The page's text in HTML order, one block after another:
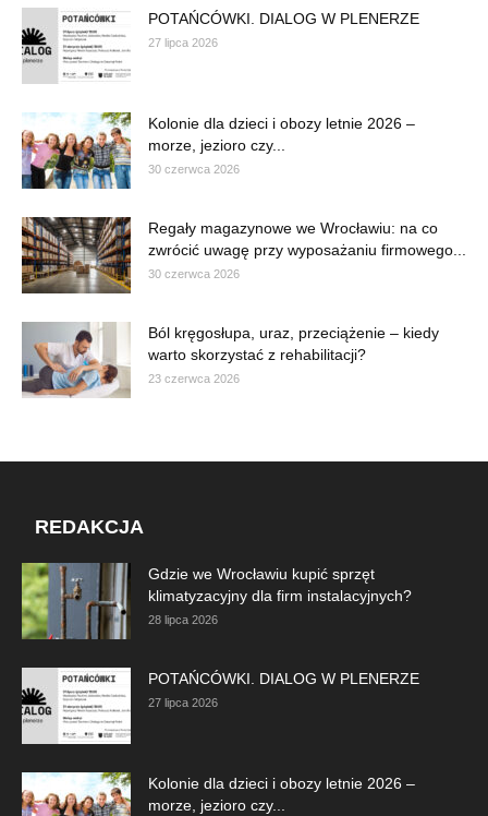
POTAŃCÓWKI. DIALOG W PLENERZE
27 lipca 2026
Kolonie dla dzieci i obozy letnie 2026 –
morze, jezioro czy...
30 czerwca 2026
Regały magazynowe we Wrocławiu: na co
zwrócić uwagę przy wyposażaniu firmowego...
30 czerwca 2026
Ból kręgosłupa, uraz, przeciążenie – kiedy
warto skorzystać z rehabilitacji?
23 czerwca 2026
REDAKCJA
Gdzie we Wrocławiu kupić sprzęt
klimatyzacyjny dla firm instalacyjnych?
28 lipca 2026
POTAŃCÓWKI. DIALOG W PLENERZE
27 lipca 2026
Kolonie dla dzieci i obozy letnie 2026 –
morze, jezioro czy...